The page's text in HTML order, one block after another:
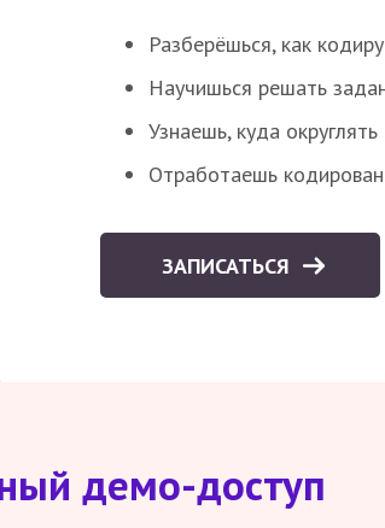
Разберёшься, как
Научишься решать
Узнаешь, куда
Отработаешь
ЗАПИСАТЬСЯ
демо-доступ